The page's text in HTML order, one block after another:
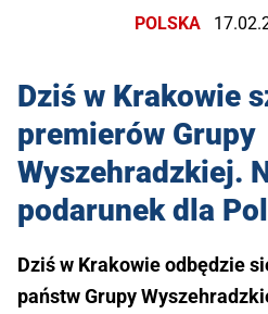
POLSKA
Dziś w Krakowie
premierów Grupy
Wyszehradzkiej.
podarunek dla
Dziś w Krakowie odbędzie
państw Grupy